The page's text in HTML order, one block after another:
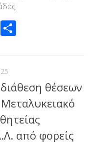
Copy
Link
θέσεων
από φορείς